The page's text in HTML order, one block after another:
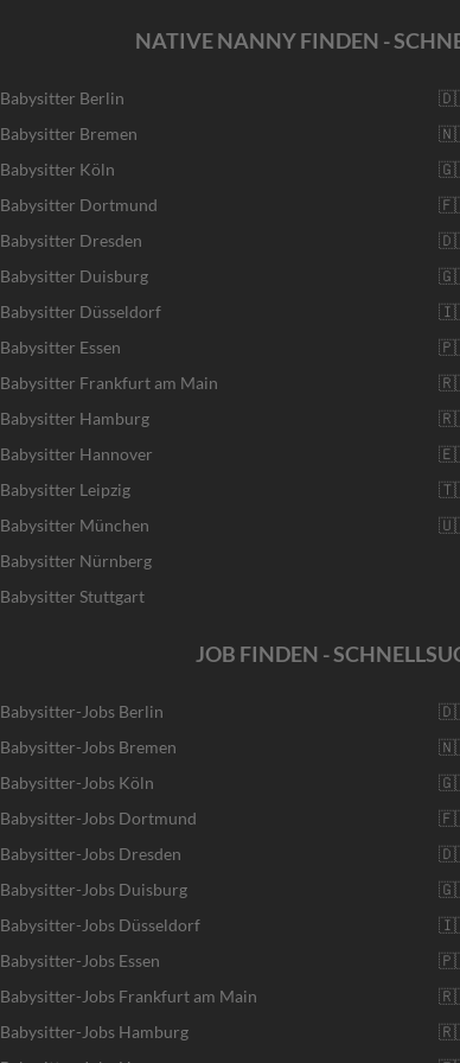
NATIVE NANNY FINDEN -
Babysitter Berlin
Babysitter Bremen
Babysitter Köln
Babysitter Dortmund
Babysitter Dresden
Babysitter Duisburg
Babysitter Düsseldorf
Babysitter Essen
Babysitter Frankfurt am Main
Babysitter Hamburg
Babysitter Hannover
Babysitter Leipzig
Babysitter München
Babysitter Nürnberg
Babysitter Stuttgart
JOB FINDEN -
Babysitter-Jobs Berlin
Babysitter-Jobs Bremen
Babysitter-Jobs Köln
Babysitter-Jobs Dortmund
Babysitter-Jobs Dresden
Babysitter-Jobs Duisburg
Babysitter-Jobs Düsseldorf
Babysitter-Jobs Essen
Babysitter-Jobs Frankfurt am Main
Babysitter-Jobs Hamburg